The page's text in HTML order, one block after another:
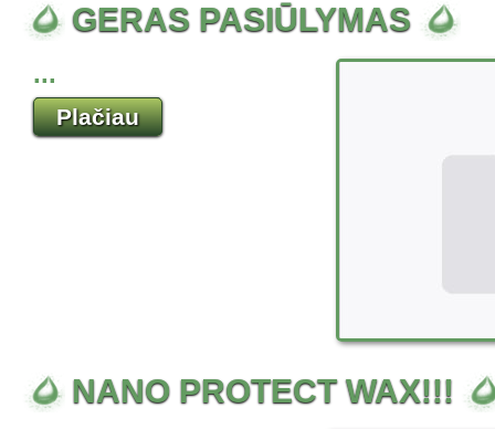
GERAS PASIŪLYMAS
...
Plačiau
NANO PROTECT WAX!!!